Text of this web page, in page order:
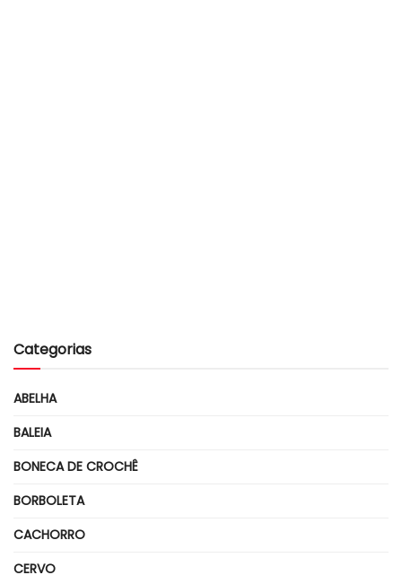
Categorias
ABELHA
BALEIA
BONECA DE CROCHÊ
BORBOLETA
CACHORRO
CERVO